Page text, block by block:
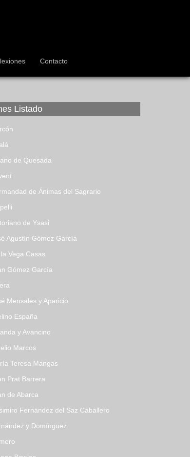
Contacto
Listado
de Quesada
de Ánimas del Sagrario
de Ysasi
Agustín Gómez García
Vega Casas
Gómez García
Mensales y Aparicio
España
y Avancino
Marcos
Teresa Mangas
Prat Barrera
de Abarca
Fernández del Saz Caballero
y Domínguez